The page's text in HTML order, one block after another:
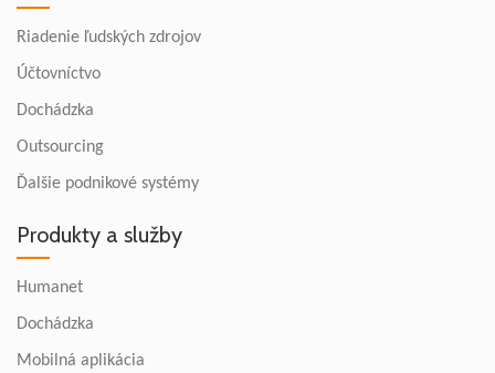
Riadenie ľudských zdrojov
Účtovníctvo
Dochádzka
Outsourcing
Ďalšie podnikové systémy
Produkty a služby
Humanet
Dochádzka
Mobilná aplikácia